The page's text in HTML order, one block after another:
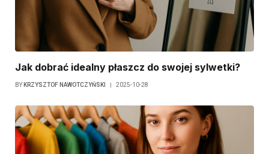
Jak dobrać idealny płaszcz do swojej sylwetki?
BY KRZYSZTOF NAWOTCZYŃSKI 2025-10-28